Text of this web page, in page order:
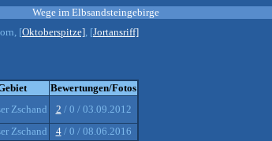
Wege im Elbsandsteingebirge
[Oktoberspitze], [Jortansriff]
Bewertungen/Fotos
Zschand 2 / 0 / 03.09.2012
Zschand 4/ 0 / 08.06.2016